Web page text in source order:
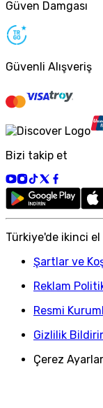
Güven Damgası
Güvenli Alışveriş
Bizi takip et
Türkiye'de ikinci
Şartlar ve
Reklam
Resmi
Gizlilik
Çerez